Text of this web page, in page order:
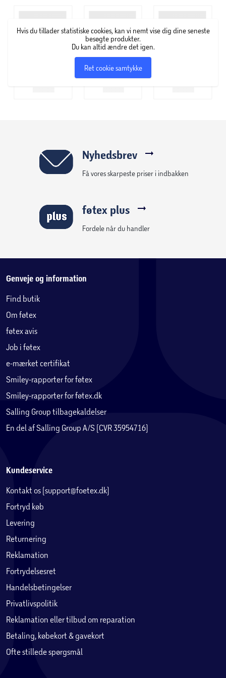
Hvis du tillader statistiske cookies, kan vi nemt vise dig dine seneste
besøgte produkter.
Du kan altid ændre det igen.
Ret cookie samtykke
Nyhedsbrev
Få vores skarpeste priser i indbakken
føtex plus
Fordele når du handler
Genveje og information
Find butik
Om føtex
føtex avis
Job i føtex
e-mærket certifikat
Smiley-rapporter for føtex
Smiley-rapporter for føtex.dk
Salling Group tilbagekaldelser
En del af Salling Group A/S (CVR 35954716)
Kundeservice
Kontakt os (support@foetex.dk)
Fortryd køb
Levering
Returnering
Reklamation
Fortrydelsesret
Handelsbetingelser
Privatlivspolitik
Reklamation eller tilbud om reparation
Betaling, købekort & gavekort
Ofte stillede spørgsmål